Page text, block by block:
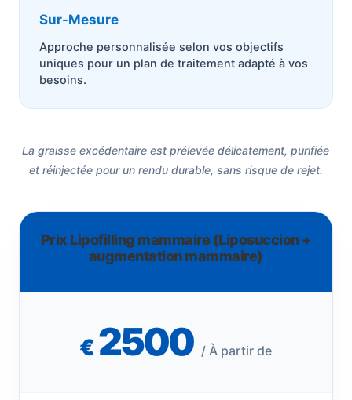
Sur-Mesure
Approche personnalisée selon vos objectifs
uniques pour un plan de traitement adapté à vos
besoins.
La graisse excédentaire est prélevée délicatement, purifiée
et réinjectée pour un rendu durable, sans risque de rejet.
Prix Lipofilling mammaire (Liposuccion +
augmentation mammaire)
€ 2500 / À partir de